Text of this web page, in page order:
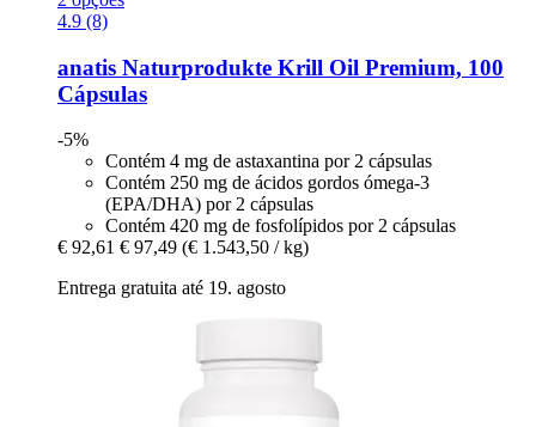
4.9 (8)
anatis Naturprodukte Krill Oil Premium, 100
Cápsulas
-5%
Contém 4 mg de astaxantina por 2 cápsulas
Contém 250 mg de ácidos gordos ómega-3
(EPA/DHA) por 2 cápsulas
Contém 420 mg de fosfolípidos por 2 cápsulas
€ 92,61 € 97,49 (€ 1.543,50 / kg)
Entrega gratuita até 19. agosto